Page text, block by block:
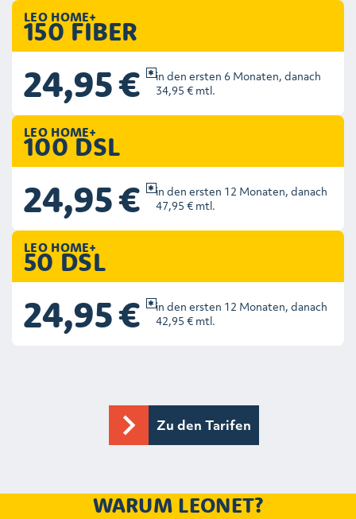
LEO HOME+
50 DSL
24,95 €
in den ersten 12 Monaten, danach
42,95 € mtl.
LEO HOME+
100 DSL
24,95 €
in den ersten 12 Monaten, danach
47,95 € mtl.
LEO HOME+
150 FIBER
24,95 €
in den ersten 6 Monaten, danach
34,95 € mtl.
Zu den Tarifen
WARUM LEONET?